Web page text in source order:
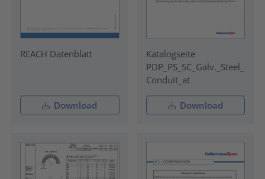
REACH Datenblatt
Download
Katalogseite
PDP_PS_SC_Galv._Steel_
Conduit_at
Download